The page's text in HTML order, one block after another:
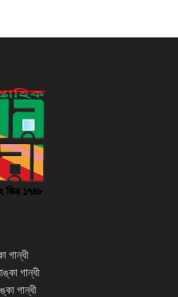
গান্ধী
গান্ধী
গান্ধী